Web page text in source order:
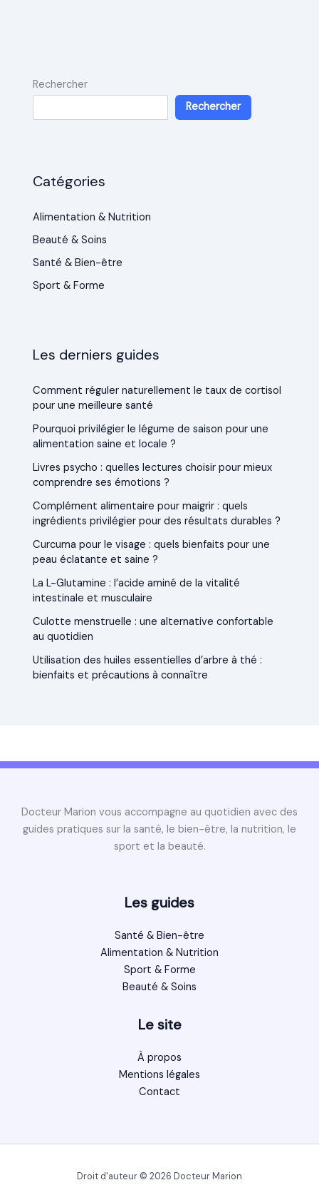
Rechercher
Rechercher
Catégories
Alimentation & Nutrition
Beauté & Soins
Santé & Bien-être
Sport & Forme
Les derniers guides
Comment réguler naturellement le taux de cortisol
pour une meilleure santé
Pourquoi privilégier le légume de saison pour une
alimentation saine et locale ?
Livres psycho : quelles lectures choisir pour mieux
comprendre ses émotions ?
Complément alimentaire pour maigrir : quels
ingrédients privilégier pour des résultats durables ?
Curcuma pour le visage : quels bienfaits pour une
peau éclatante et saine ?
La L-Glutamine : l’acide aminé de la vitalité
intestinale et musculaire
Culotte menstruelle : une alternative confortable
au quotidien
Utilisation des huiles essentielles d’arbre à thé :
bienfaits et précautions à connaître
Docteur Marion vous accompagne au quotidien avec des
guides pratiques sur la santé, le bien-être, la nutrition, le
sport et la beauté.
Les guides
Santé & Bien-être
Alimentation & Nutrition
Sport & Forme
Beauté & Soins
Le site
À propos
Mentions légales
Contact
Droit d'auteur © 2026 Docteur Marion